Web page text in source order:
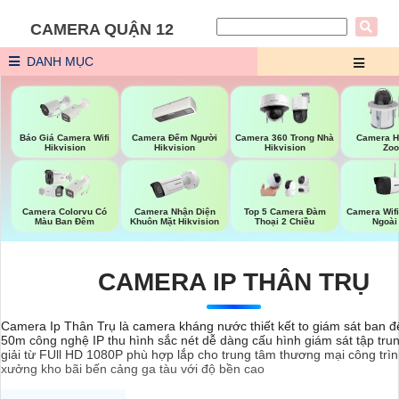
CAMERA QUẬN 12
DANH MỤC
Báo Giá Camera Wifi
Hikvision
Camera Đếm Người
Hikvision
Camera 360 Trong Nhà
Hikvision
Camera
Camera Colorvu Có
Màu Ban Đêm
Camera Nhận Diện
Khuôn Mặt Hikvision
Top 5 Camera Đàm
Thoại 2 Chiều
Camera
CAMERA IP THÂN TRỤ
Camera Ip Thân Trụ là camera kháng nước thiết kết to giám sát ban
50m công nghệ IP thu hình sắc nét dễ dàng cấu hình giám sát tập
giải từ FUll HD 1080P phù hợp lắp cho trung tâm thương mại công
xưởng kho bãi bến cảng ga tàu với độ bền cao